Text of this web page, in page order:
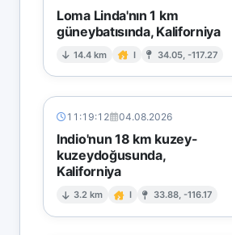
Loma Linda'nın 1 km
güneybatısında, Kaliforniya
14.4 km I 34.05, -117.27
11:19:12 04.08.2026
Indio'nun 18 km kuzey-
kuzeydoğusunda,
Kaliforniya
3.2 km I 33.88, -116.17